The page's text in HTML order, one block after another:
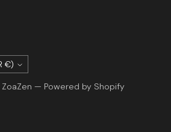
Deutschland (EUR €)
ZoaZen — Powered by Shopify